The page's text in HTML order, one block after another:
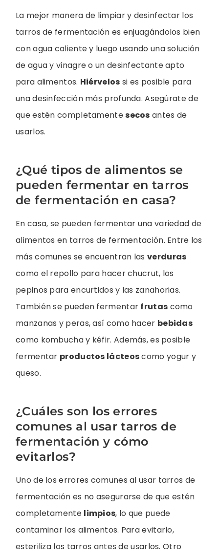
La mejor manera de limpiar y desinfectar los
tarros de fermentación es enjuagándolos bien
con agua caliente y luego usando una solución
de agua y vinagre o un desinfectante apto
para alimentos. Hiérvelos si es posible para
una desinfección más profunda. Asegúrate de
que estén completamentesecos antes de
usarlos.
¿Qué tipos de alimentos se
pueden fermentar en tarros
de fermentación en casa?
En casa, se pueden fermentar una variedad de
alimentos en tarros de fermentación. Entre los
más comunes se encuentran lasverduras
como el repollo para hacer chucrut, los
pepinos para encurtidos y las zanahorias.
También se pueden fermentar frutas como
manzanas y peras, así como hacer bebidas
como kombucha y kéfir. Además, es posible
fermentar productos lácteoscomo yogur y
queso.
¿Cuáles son los errores
comunes al usar tarros de
fermentación y cómo
evitarlos?
Uno de los errores comunes al usar tarros de
fermentación es no asegurarse de que estén
completamente limpios, lo que puede
contaminar los alimentos. Para evitarlo,
esteriliza los tarros antes de usarlos. Otro